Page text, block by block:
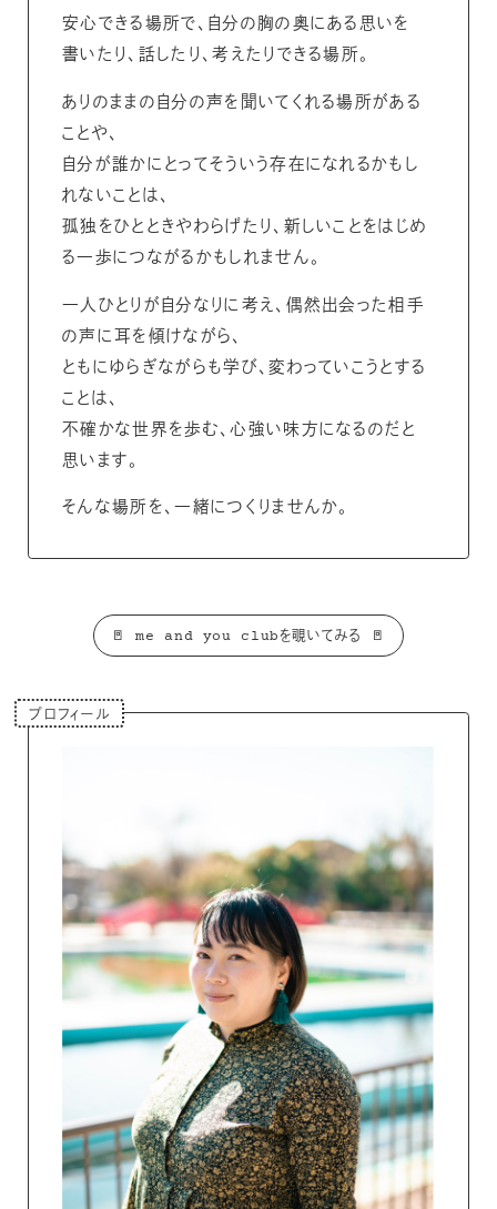
安心できる場所で、自分の胸の奥にある思いを
書いたり、話したり、考えたりできる場所。
ありのままの自分の声を聞いてくれる場所がある
ことや、
自分が誰かにとってそういう存在になれるかもし
れないことは、
孤独をひとときやわらげたり、新しいことをはじめ
る一歩につながるかもしれません。
一人ひとりが自分なりに考え、偶然出会った相手
の声に耳を傾けながら、
ともにゆらぎながらも学び、変わっていこうとする
ことは、
不確かな世界を歩む、心強い味方になるのだと
思います。
そんな場所を、一緒につくりませんか。
🚪 me and you clubを覗いてみる 🚪
プロフィール